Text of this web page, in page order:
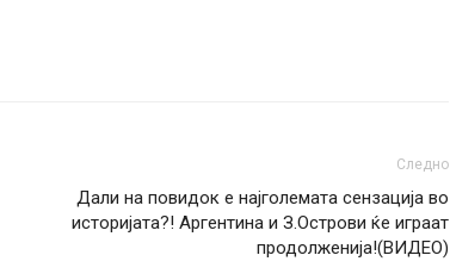
Следно
Дали на повидок е најголемата сензација во
историјата?! Аргентина и З.Острови ќе играат
продолженија!(ВИДЕО)